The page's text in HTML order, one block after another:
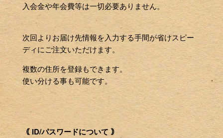
入会金や年会費等は一切必要ありません。
次回よりお届け先情報を入力する手間が省けスピー
ディにご注文いただけます。
複数の住所を登録もできます。
使い分ける事も可能です。
｟ ID/パスワードについて ｠